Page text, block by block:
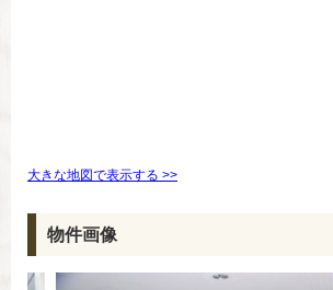
大きな地図で表示する >>
物件画像